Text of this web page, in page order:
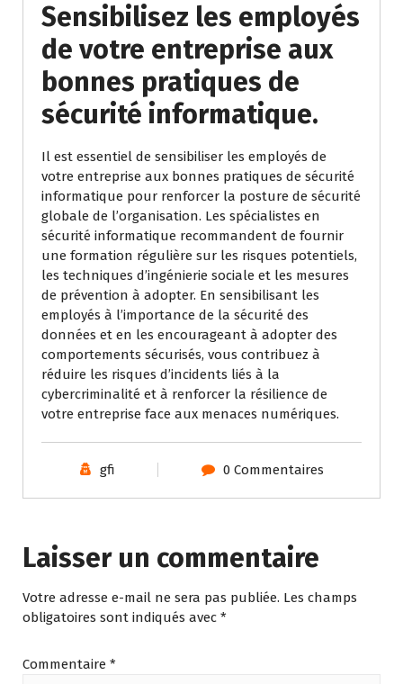
Sensibilisez les employés
de votre entreprise aux
bonnes pratiques de
sécurité informatique.
Il est essentiel de sensibiliser les employés de
votre entreprise aux bonnes pratiques de sécurité
informatique pour renforcer la posture de sécurité
globale de l’organisation. Les spécialistes en
sécurité informatique recommandent de fournir
une formation régulière sur les risques potentiels,
les techniques d’ingénierie sociale et les mesures
de prévention à adopter. En sensibilisant les
employés à l’importance de la sécurité des
données et en les encourageant à adopter des
comportements sécurisés, vous contribuez à
réduire les risques d’incidents liés à la
cybercriminalité et à renforcer la résilience de
votre entreprise face aux menaces numériques.
gfi 0 Commentaires
Laisser un commentaire
Votre adresse e-mail ne sera pas publiée. Les champs
obligatoires sont indiqués avec *
Commentaire *